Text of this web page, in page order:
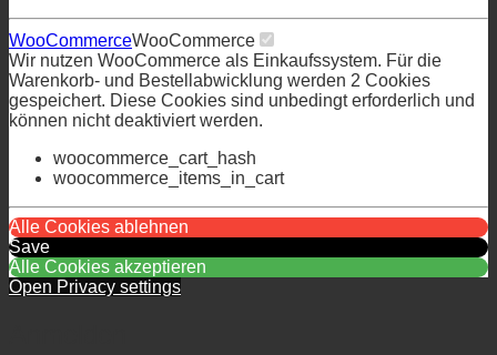
WooCommerceWooCommerce
Wir nutzen WooCommerce als Einkaufssystem. Für die
Warenkorb- und Bestellabwicklung werden 2 Cookies
gespeichert. Diese Cookies sind unbedingt erforderlich und
können nicht deaktiviert werden.
woocommerce_cart_hash
woocommerce_items_in_cart
Alle Cookies ablehnen
Save
Alle Cookies akzeptieren
Open Privacy settings